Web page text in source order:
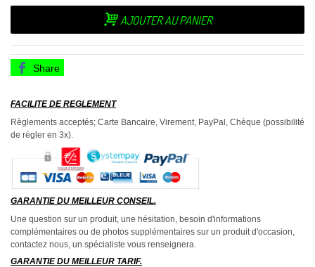
AJOUTER AU PANIER
Share
FACILITE DE REGLEMENT
Règlements acceptés; Carte Bancaire, Virement, PayPal, Chèque (possibilité
de régler en 3x).
GARANTIE DU MEILLEUR CONSEIL.
Une question sur un produit, une hésitation, besoin d'informations
complémentaires ou de photos supplémentaires sur un produit d'occasion,
contactez nous, un spécialiste vous renseignera.
GARANTIE DU MEILLEUR TARIF.